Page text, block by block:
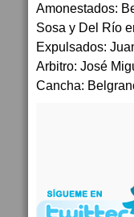
Amonestados:
Sosa y Del Río
Expulsados:
Arbitro: José
Cancha: